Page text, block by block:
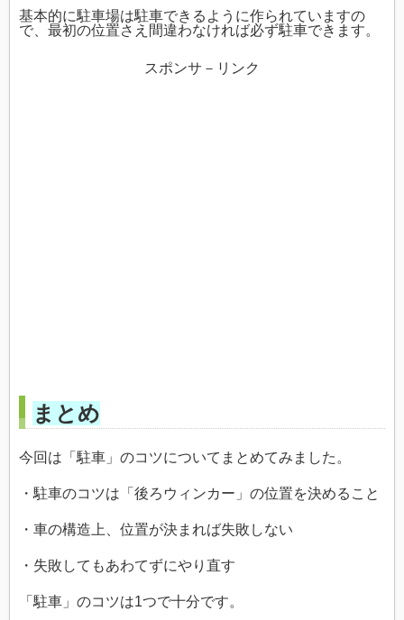
基本的に駐車場は駐車できるように作られていますの
で、最初の位置さえ間違わなければ必ず駐車できます。
スポンサ－リンク
まとめ
今回は「駐車」のコツについてまとめてみました。
・駐車のコツは「後ろウィンカー」の位置を決めること
・車の構造上、位置が決まれば失敗しない
・失敗してもあわてずにやり直す
「駐車」のコツは1つで十分です。